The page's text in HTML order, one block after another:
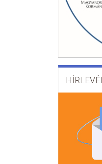
HÍRLEVÉL